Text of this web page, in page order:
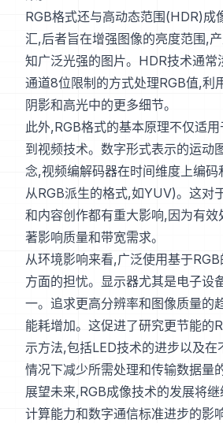
RGB格式还与高动态范围(HDR)成
汇,后者旨在增强图像的亮度范围,
知广泛光强的图片。HDR技术通常
通道8位限制的方式处理RGB值,利
阴影和高光中的更多细节。
此外,RGB格式的基本原理不仅适
到视频技术。数字形式表示的运动
念,视频编解码器在时间维度上编
从RGB派生的格式,如YUV)。这对
和内容创作都有重大影响,因为有效
著影响质量和带宽需求。
从环境影响来看,广泛使用基于
方面的担忧。显示器尤其是电子设
一。追求更高分辨率和图像质量的
能耗增加。这促进了研究更节能的
示方法,包括LED技术的进步以及在
情况下减少所需处理和传输数据量
展望未来,RGB成像技术的发展将继
计算能力和数字通信标准进步的影